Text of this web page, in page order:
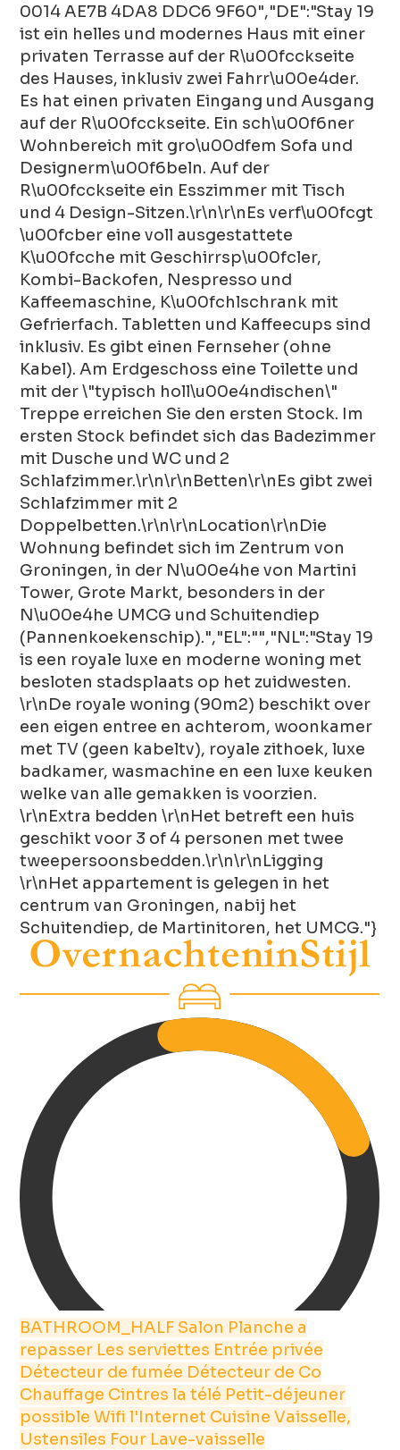
0014 AE7B 4DA8 DDC6 9F60","DE":"Stay 19
ist ein helles und modernes Haus mit einer
privaten Terrasse auf der R\u00fcckseite
des Hauses, inklusiv zwei Fahrr\u00e4der.
Es hat einen privaten Eingang und Ausgang
auf der R\u00fcckseite. Ein sch\u00f6ner
Wohnbereich mit gro\u00dfem Sofa und
Designerm\u00f6beln. Auf der
R\u00fcckseite ein Esszimmer mit Tisch
und 4 Design-Sitzen.\r\n\r\nEs verf\u00fcgt
\u00fcber eine voll ausgestattete
K\u00fcche mit Geschirrsp\u00fcler,
Kombi-Backofen, Nespresso und
Kaffeemaschine, K\u00fchlschrank mit
Gefrierfach. Tabletten und Kaffeecups sind
inklusiv. Es gibt einen Fernseher (ohne
Kabel). Am Erdgeschoss eine Toilette und
mit der \"typisch holl\u00e4ndischen\"
Treppe erreichen Sie den ersten Stock. Im
ersten Stock befindet sich das Badezimmer
mit Dusche und WC und 2
Schlafzimmer.\r\n\r\nBetten\r\nEs gibt zwei
Schlafzimmer mit 2
Doppelbetten.\r\n\r\nLocation\r\nDie
Wohnung befindet sich im Zentrum von
Groningen, in der N\u00e4he von Martini
Tower, Grote Markt, besonders in der
N\u00e4he UMCG und Schuitendiep
(Pannenkoekenschip).","EL":"","NL":"Stay 19
is een royale luxe en moderne woning met
besloten stadsplaats op het zuidwesten.
\r\nDe royale woning (90m2) beschikt over
een eigen entree en achterom, woonkamer
met TV (geen kabeltv), royale zithoek, luxe
badkamer, wasmachine en een luxe keuken
welke van alle gemakken is voorzien.
\r\nExtra bedden \r\nHet betreft een huis
geschikt voor 3 of 4 personen met twee
tweepersoonsbedden.\r\n\r\nLigging
\r\nHet appartement is gelegen in het
centrum van Groningen, nabij het
Schuitendiep, de Martinitoren, het UMCG."}
BATHROOM_HALF Salon Planche a
repasser Les serviettes Entrée privée
Détecteur de fumée Détecteur de Co
Chauffage Cintresla télé Petit-déjeuner
possibleWifil'Internet CuisineVaisselle,
Ustensiles Four Lave-vaisselle